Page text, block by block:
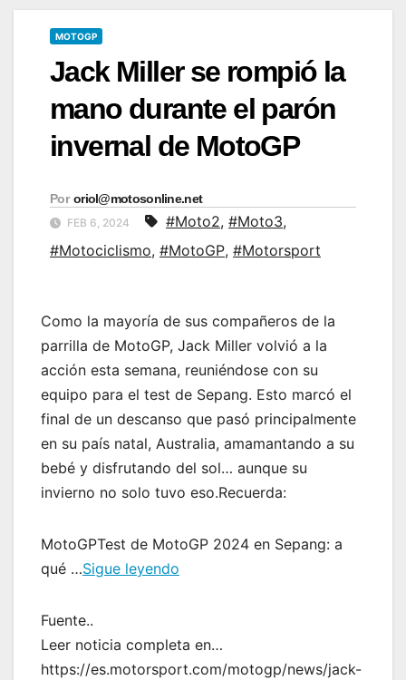
MOTOGP
Jack Miller se rompió la
mano durante el parón
invernal de MotoGP
Por oriol@motosonline.net
FEB 6, 2024 #Moto2, #Moto3,
#Motociclismo, #MotoGP, #Motorsport
Como la mayoría de sus compañeros de la
parrilla de MotoGP, Jack Miller volvió a la
acción esta semana, reuniéndose con su
equipo para el test de Sepang. Esto marcó el
final de un descanso que pasó principalmente
en su país natal, Australia, amamantando a su
bebé y disfrutando del sol… aunque su
invierno no solo tuvo eso.Recuerda:
MotoGPTest de MotoGP 2024 en Sepang: a
qué …Sigue leyendo
Fuente..
Leer noticia completa en…
https://es.motorsport.com/motogp/news/jack-